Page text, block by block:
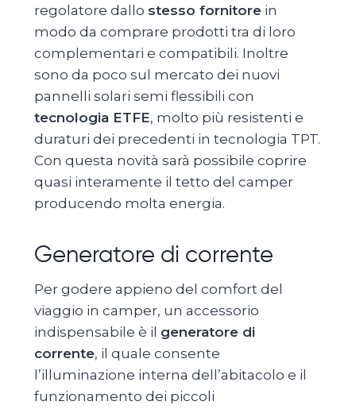
regolatore dallo stesso fornitorein
modo da comprare prodotti tra di loro
complementari e compatibili. Inoltre
sono da poco sul mercato dei nuovi
pannelli solari semi flessibili con
tecnologia ETFE, molto più resistenti e
duraturi dei precedenti in tecnologia TPT.
Con questa novità sarà possibile coprire
quasi interamente il tetto del camper
producendo molta energia.
Generatore di corrente
Per godere appieno del comfort del
viaggio in camper, un accessorio
indispensabile è il generatore di
corrente, il quale consente
l’illuminazione interna dell’abitacolo e il
funzionamento dei piccoli